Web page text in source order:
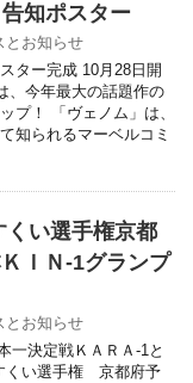
知ポスター
とお知らせ
ター完成 10月28日開
、今年最大の話題作の
プ！ 「ヴェノム」は、
知られるマーベルコミ
い選手権京都
ＩＮ-1グランプ
とお知らせ
一決定戦ＫＡＲＡ-1と
くい選手権 京都府予